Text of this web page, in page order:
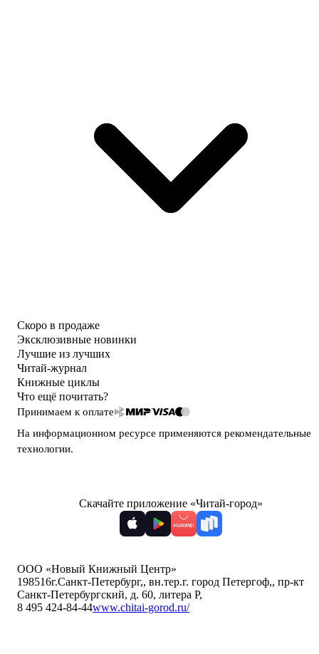
Скоро в продаже
Эксклюзивные новинки
Лучшие из лучших
Читай-журнал
Книжные циклы
Что ещё почитать?
Принимаем к оплате
На информационном ресурсе применяются рекомендательные
технологии.
Скачайте приложение «Читай-город»
ООО «Новый Книжный Центр»
198516г.Санкт-Петербург,, вн.тер.г. город Петергоф,, пр-кт
Санкт-Петербургский, д. 60, литера Р,
8 495 424-84-44www.chitai-gorod.ru/